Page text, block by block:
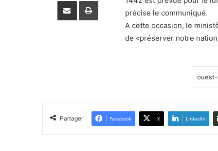
précise le communiqué.
A cette occasion, le
de «préserver notre
Partager Facebook X Linkedin